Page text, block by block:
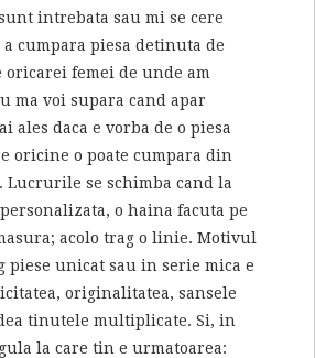
intrebata sau mi se cere
cumpara piesa detinuta de
oricarei femei de unde am
ma voi supara cand apar
ales daca e vorba de o piesa
oricine o poate cumpara din
Lucrurile se schimba cand la
o haina facuta pe
acolo trag o linie. Motivul
piese unicat sau in serie mica e
originalitatea, sansele
tinutele multiplicate. Si, in
la care tin e urmatoarea: